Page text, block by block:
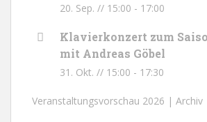
20. Sep. // 15:00 - 17:00
Klavierkonzert zum
mit Andreas Göbel
31. Okt. // 15:00 - 17:30
Veranstaltungsvorschau 2026 | Archiv